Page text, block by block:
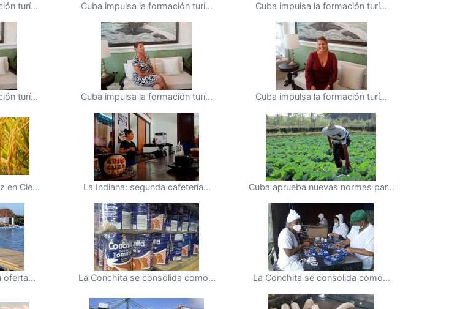
turí... Cuba impulsa la formación turí... Cuba impulsa la formación turí...
turí... Cuba impulsa la formación turí... Cuba impulsa la formación turí...
en Cie... La Indiana: segunda cafetería... Cuba aprueba nuevas normas par...
oferta... La Conchita se consolida como... La Conchita se consolida como...